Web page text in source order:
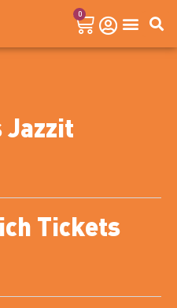
0
Jazzit
Tickets